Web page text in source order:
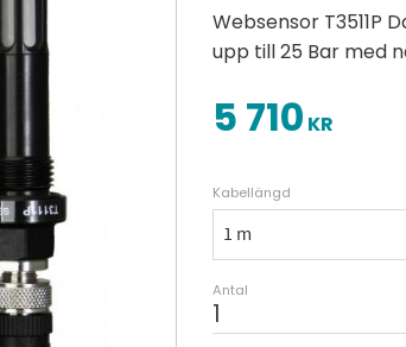
Websensor
upp till 25 Bar med
5 710 KR
Kabellängd
Antal